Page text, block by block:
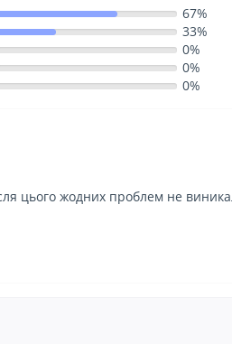
67%
33%
0%
0%
0%
цього жодних проблем не